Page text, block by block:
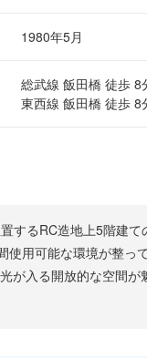
1980年5月
総武線 飯田橋 徒歩 8
東西線 飯田橋 徒歩 8
するRC造地上5階建
使用可能な環境が整っ
が入る開放的な空間